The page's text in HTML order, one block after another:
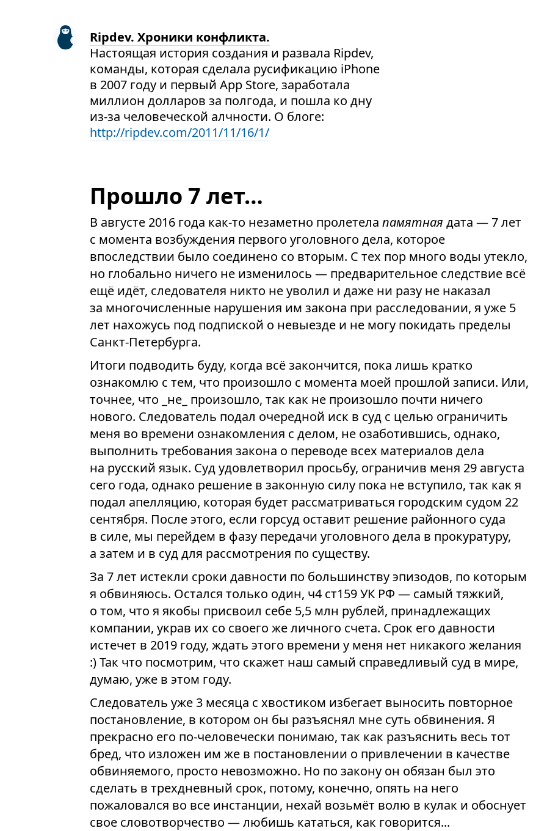
Ripdev. Хроники конфликта.
Настоящая история создания и развала Ripdev,
команды, которая сделала русификацию iPhone
в 2007 году и первый App Store, заработала
миллион долларов за полгода, и пошла ко дну
из-за человеческой алчности. О блоге:
http://ripdev.com/2011/11/16/1/
Прошло 7 лет…
В августе 2016 года как-то незаметно пролетелапамятная дата — 7 лет
с момента возбуждения первого уголовного дела, которое
впоследствии было соединено со вторым. С тех пор много воды утекло,
но глобально ничего не изменилось — предварительное следствие всё
ещё идёт, следователя никто не уволил и даже ни разу не наказал
за многочисленные нарушения им закона при расследовании, я уже 5
лет нахожусь под подпиской о невыезде и не могу покидать пределы
Санкт-Петербурга.
Итоги подводить буду, когда всё закончится, пока лишь кратко
ознакомлю с тем, что произошло с момента моей прошлой записи. Или,
точнее, что _не_ произошло, так как не произошло почти ничего
нового. Следователь подал очередной иск в суд с целью ограничить
меня во времени ознакомления с делом, не озаботившись, однако,
выполнить требования закона о переводе всех материалов дела
на русский язык. Суд удовлетворил просьбу, ограничив меня 29 августа
сего года, однако решение в законную силу пока не вступило, так как я
подал апелляцию, которая будет рассматриваться городским судом 22
сентября. После этого, если горсуд оставит решение районного суда
в силе, мы перейдем в фазу передачи уголовного дела в прокуратуру,
а затем и в суд для рассмотрения по существу.
За 7 лет истекли сроки давности по большинству эпизодов, по которым
я обвиняюсь. Остался только один, ч4 ст159 УК РФ — самый тяжкий,
о том, что я якобы присвоил себе 5,5 млн рублей, принадлежащих
компании, украв их со своего же личного счета. Срок его давности
истечет в 2019 году, ждать этого времени у меня нет никакого желания
:) Так что посмотрим, что скажет наш самый справедливый суд в мире,
думаю, уже в этом году.
Следователь уже 3 месяца с хвостиком избегает выносить повторное
постановление, в котором он бы разъяснял мне суть обвинения. Я
прекрасно его по-человечески понимаю, так как разъяснить весь тот
бред, что изложен им же в постановлении о привлечении в качестве
обвиняемого, просто невозможно. Но по закону он обязан был это
сделать в трехдневный срок, потому, конечно, опять на него
пожаловался во все инстанции, нехай возьмёт волю в кулак и обоснует
свое словотворчество — любишь кататься, как говорится...